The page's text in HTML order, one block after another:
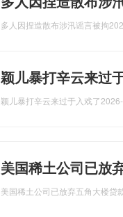
多人因捏造散布涉汛谣言被拘
颖儿暴打辛云来过
颖儿暴打辛云来过于入戏了
美国稀土公司已放
美国稀土公司已放弃五角大楼贷